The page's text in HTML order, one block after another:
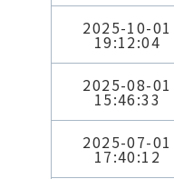
2025-10-01
19:12:04
2025-08-01
15:46:33
2025-07-01
17:40:12